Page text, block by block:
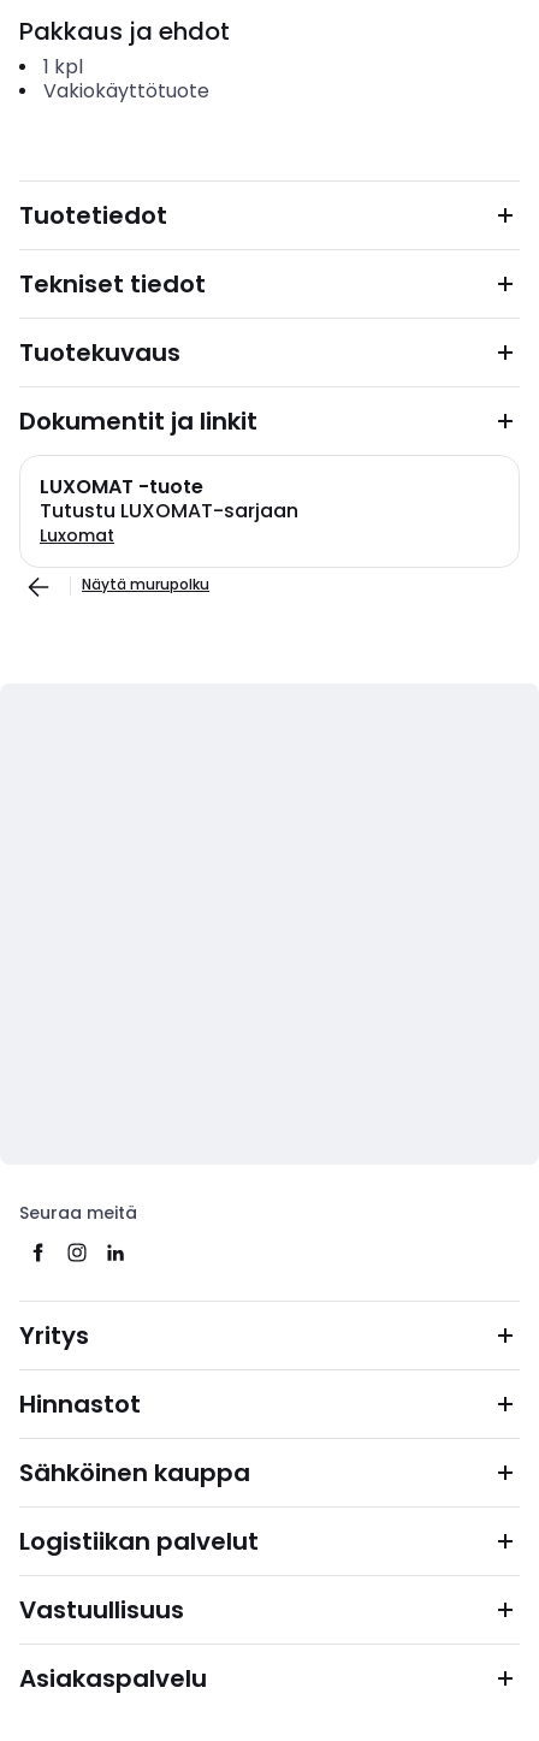
Pakkaus ja ehdot
1 kpl
Vakiokäyttötuote
Tuotetiedot
Tekniset tiedot
Tuotekuvaus
Dokumentit ja linkit
LUXOMAT -tuote
Tutustu LUXOMAT-sarjaan
Luxomat
Näytä murupolku
Seuraa meitä
Yritys
Hinnastot
Sähköinen kauppa
Logistiikan palvelut
Vastuullisuus
Asiakaspalvelu